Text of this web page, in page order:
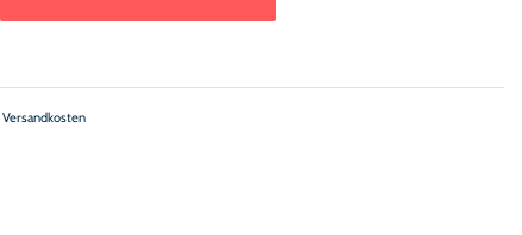
Versandkosten